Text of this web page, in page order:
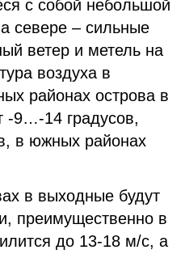
с собой небольшой
севере – сильные
ветер и метель на
воздуха в
районах острова в
-9…-14 градусов,
в южных районах
в выходные будут
преимущественно в
до 13-18 м/с, а